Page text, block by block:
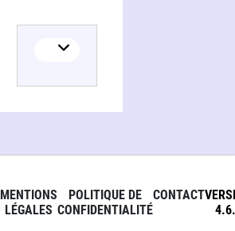
MENTIONS
LÉGALES
POLITIQUE DE
CONFIDENTIALITÉ
CONTACT